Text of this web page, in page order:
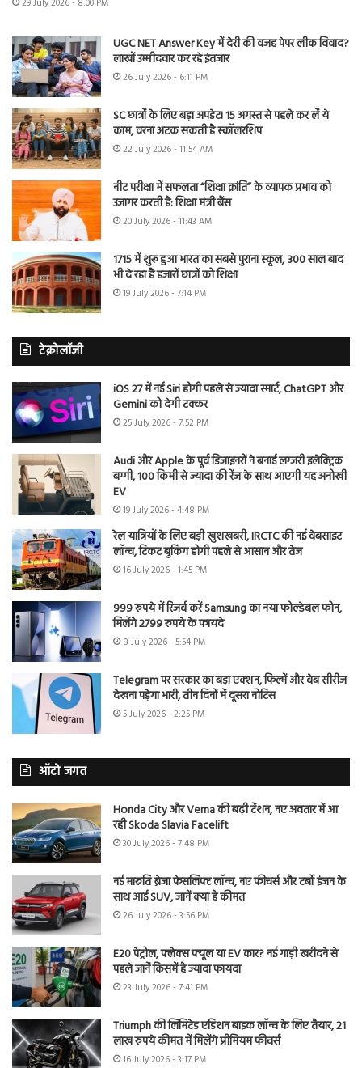
29 July 2026 - 8:00 PM
UGC NET Answer Key में देरी की वजह पेपर लीक विवाद?
लाखों उम्मीदवार कर रहे इंतजार
26 July 2026 - 6:11 PM
SC छात्रों के लिए बड़ा अपडेट! 15 अगस्त से पहले कर लें ये
काम, वरना अटक सकती है स्कॉलरशिप
22 July 2026 - 11:54 AM
नीट परीक्षा में सफलता “शिक्षा क्रांति” के व्यापक प्रभाव को
उजागर करती है: शिक्षा मंत्री बैंस
20 July 2026 - 11:43 AM
1715 में शुरू हुआ भारत का सबसे पुराना स्कूल, 300 साल बाद
भी दे रहा है हजारों छात्रों को शिक्षा
19 July 2026 - 7:14 PM
टेक्नोलॉजी
iOS 27 में नई Siri होगी पहले से ज्यादा स्मार्ट, ChatGPT और
Gemini को देगी टक्कर
25 July 2026 - 7:52 PM
Audi और Apple के पूर्व डिजाइनरों ने बनाई लग्जरी इलेक्ट्रिक
बग्गी, 100 किमी से ज्यादा की रेंज के साथ आएगी यह अनोखी
EV
19 July 2026 - 4:48 PM
रेल यात्रियों के लिए बड़ी खुशखबरी, IRCTC की नई वेबसाइट
लॉन्च, टिकट बुकिंग होगी पहले से आसान और तेज
16 July 2026 - 1:45 PM
999 रुपये में रिजर्व करें Samsung का नया फोल्डेबल फोन,
मिलेंगे 2799 रुपये के फायदे
8 July 2026 - 5:54 PM
Telegram पर सरकार का बड़ा एक्शन, फिल्में और वेब सीरीज
देखना पड़ेगा भारी, तीन दिनों में दूसरा नोटिस
5 July 2026 - 2:25 PM
ऑटो जगत
Honda City और Verna की बढ़ी टेंशन, नए अवतार में आ
रही Skoda Slavia Facelift
30 July 2026 - 7:48 PM
नई मारुति ब्रेजा फेसलिफ्ट लॉन्च, नए फीचर्स और टर्बो इंजन के
साथ आई SUV, जानें क्या है कीमत
26 July 2026 - 3:56 PM
E20 पेट्रोल, फ्लेक्स फ्यूल या EV कार? नई गाड़ी खरीदने से
पहले जानें किसमें है ज्यादा फायदा
23 July 2026 - 7:41 PM
Triumph की लिमिटेड एडिशन बाइक लॉन्च के लिए तैयार, 21
लाख रुपये कीमत में मिलेंगे प्रीमियम फीचर्स
16 July 2026 - 3:17 PM